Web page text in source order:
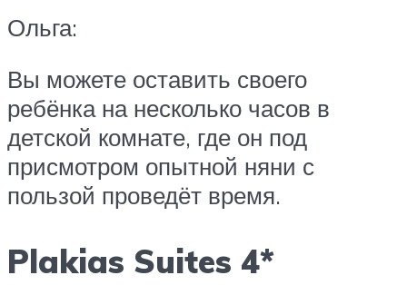
Ольга:
Вы можете оставить своего
ребёнка на несколько часов в
детской комнате, где он под
присмотром опытной няни с
пользой проведёт время.
Plakias Suites 4*